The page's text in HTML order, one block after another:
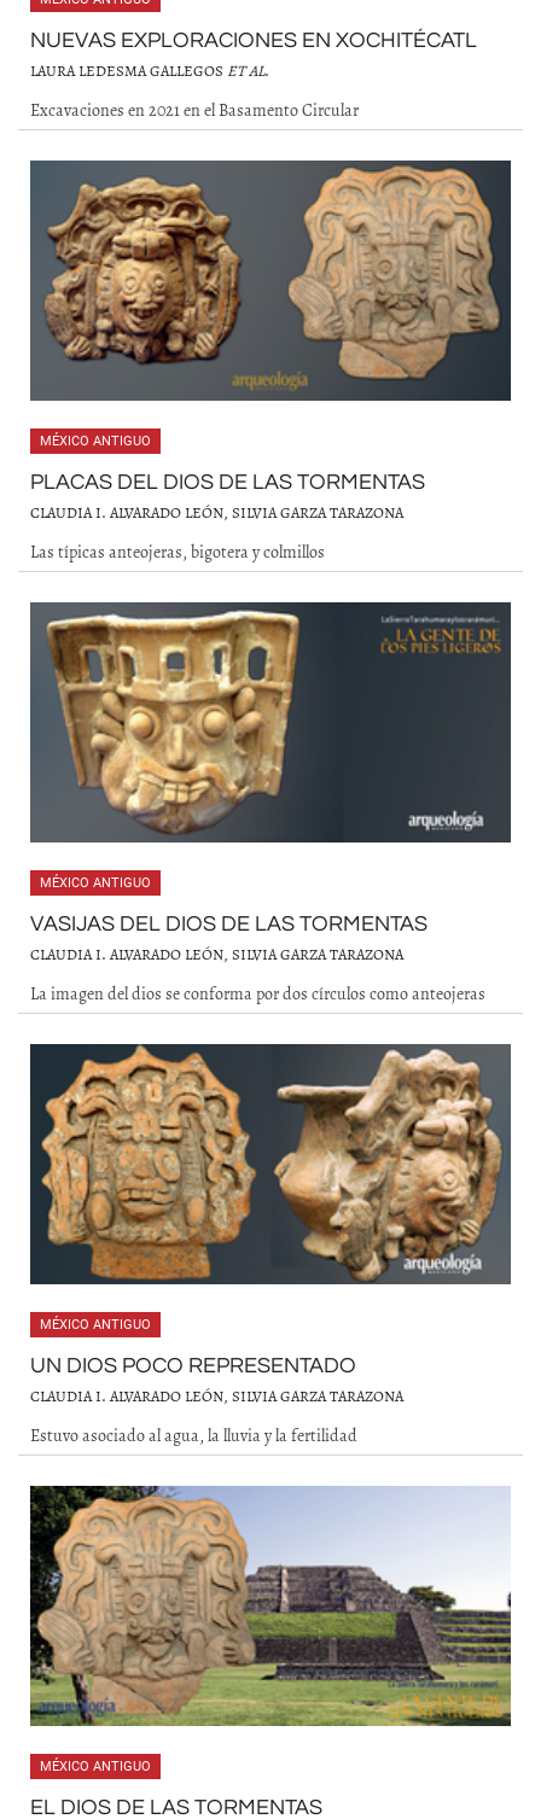
NUEVAS EXPLORACIONES EN XOCHITÉCATL
LAURA LEDESMA GALLEGOS ET AL.
Excavaciones en 2021 en el Basamento Circular
MÉXICO ANTIGUO
PLACAS DEL DIOS DE LAS TORMENTAS
CLAUDIA I. ALVARADO LEÓN, SILVIA GARZA TARAZONA
Las típicas anteojeras, bigotera y colmillos
MÉXICO ANTIGUO
VASIJAS DEL DIOS DE LAS TORMENTAS
CLAUDIA I. ALVARADO LEÓN, SILVIA GARZA TARAZONA
La imagen del dios se conforma por dos círculos como anteojeras
MÉXICO ANTIGUO
UN DIOS POCO REPRESENTADO
CLAUDIA I. ALVARADO LEÓN, SILVIA GARZA TARAZONA
Estuvo asociado al agua, la lluvia y la fertilidad
MÉXICO ANTIGUO
EL DIOS DE LAS TORMENTAS